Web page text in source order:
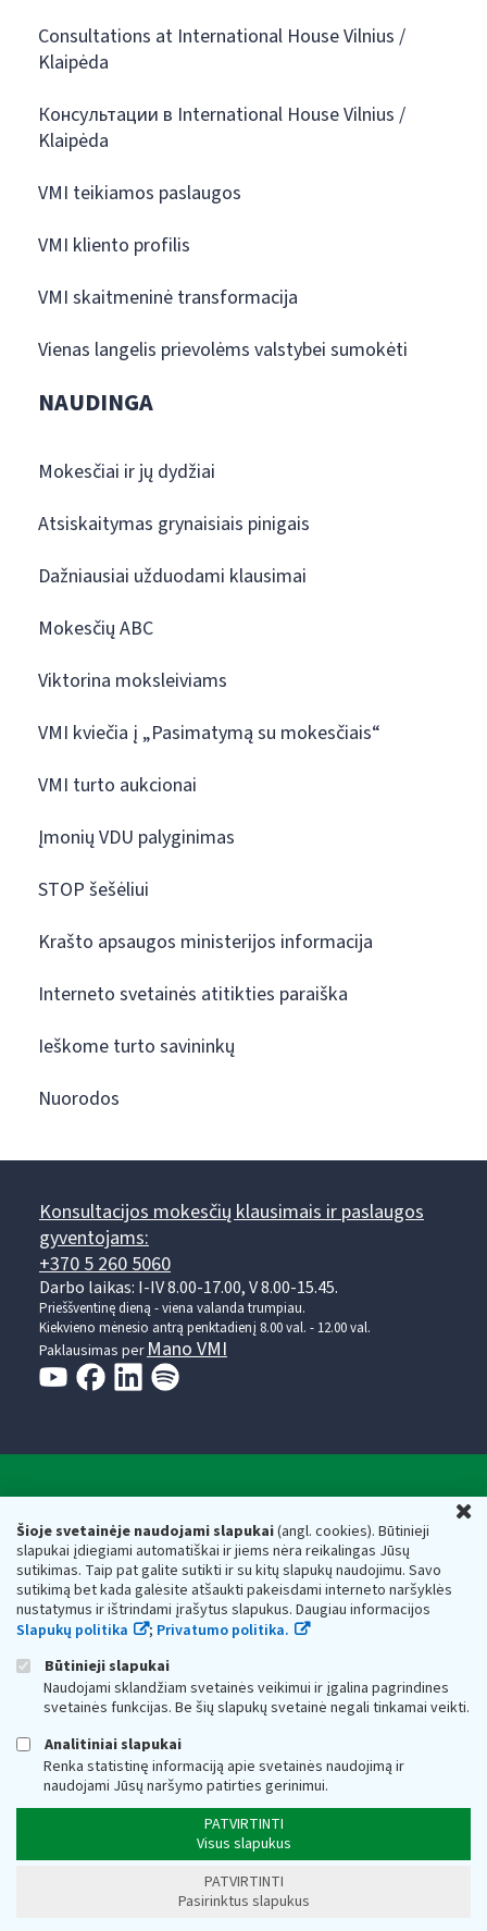
Šioje svetainėje naudojami slapukai(angl. cookies). Būtinieji
slapukai įdiegiami automatiškai ir jiems nėra reikalingas Jūsų
sutikimas. Taip pat galite sutikti ir su kitų slapukų naudojimu. Savo
sutikimą bet kada galėsite atšaukti pakeisdami interneto naršyklės
nustatymus ir ištrindami įrašytus slapukus. Daugiau informacijos
Slapukų politika
; Privatumo politika.
Būtinieji slapukai
Naudojami sklandžiam svetainės veikimui ir įgalina pagrindines
svetainės funkcijas. Be šių slapukų svetainė negali tinkamai veikti.
Analitiniai slapukai
Renka statistinę informaciją apie svetainės naudojimą ir
naudojami Jūsų naršymo patirties gerinimui.
PATVIRTINTI
Visus slapukus
PATVIRTINTI
Pasirinktus slapukus
Consultations at International House Vilnius /
Klaipėda
Консультации в International House Vilnius /
Klaipėda
VMI teikiamos paslaugos
VMI kliento profilis
VMI skaitmeninė transformacija
Vienas langelis prievolėms valstybei sumokėti
NAUDINGA
Mokesčiai ir jų dydžiai
Atsiskaitymas grynaisiais pinigais
Dažniausiai užduodami klausimai
Mokesčių ABC
Viktorina moksleiviams
VMI kviečia į „Pasimatymą su mokesčiais“
VMI turto aukcionai
Įmonių VDU palyginimas
STOP šešėliui
Krašto apsaugos ministerijos informacija
Interneto svetainės atitikties paraiška
Ieškome turto savininkų
Nuorodos
Konsultacijos mokesčių klausimais ir paslaugos
gyventojams:
+370 5 260 5060
Darbo laikas: I-IV 8.00-17.00, V 8.00-15.45.
Prieššventinę dieną - viena valanda trumpiau.
Kiekvieno mėnesio antrą penktadienį 8.00 val. - 12.00 val.
Paklausimas perMano VMI
Valstybinė mokesčių inspekcija prie Lietuvos
Respublikos finansų ministerijos
Biudžetinė įstaiga. Juridinio asmens kodas — 188659752,
adresas: Vasario 16-osios g. 14, 01107 Vilnius, Lietuva, el.paštas:
vmi@vmi.lt , E. pristatymo dėžutės adresas 188659752
Duomenys apie Valstybinę mokesčių inspekciją prie Lietuvos
Respublikos finansų ministerijos kaupiami ir saugomi Juridinių